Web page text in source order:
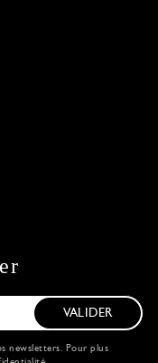
VALIDER
newsletters. Pour plus